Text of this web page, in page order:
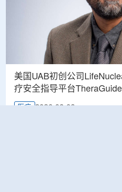
美国UAB初创公司
疗安全指导平台TheraGuide
医疗 2026-08-08